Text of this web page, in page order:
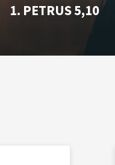
1. PETRUS 5,10